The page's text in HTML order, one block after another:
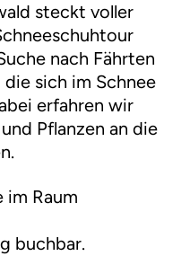
steckt voller
nach Fährten
sich im Schnee
erfahren wir
Pflanzen an die
im Raum
buchbar.